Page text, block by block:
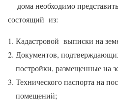
дома необходимо
состоящий из:
Кадастровой выписки на
Документов,
постройки, размещенные на
Технического паспорта на
помещений;